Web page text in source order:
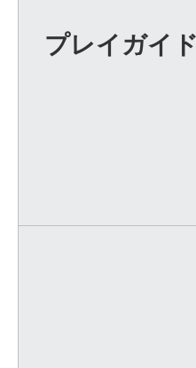
プレイガイド